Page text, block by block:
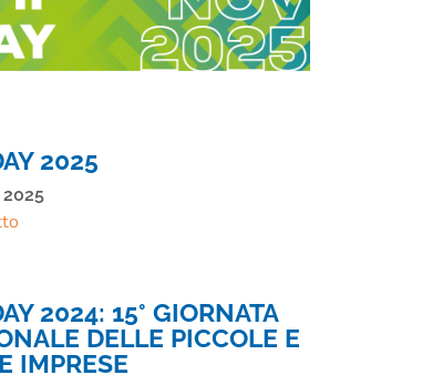
2025
2025
2024: 15° GIORNATA
DELLE PICCOLE E
IMPRESE